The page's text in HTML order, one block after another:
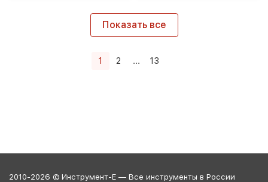
Показать все
1 2 ... 13
2010-2026 © Инструмент-Е — Все инструменты в России